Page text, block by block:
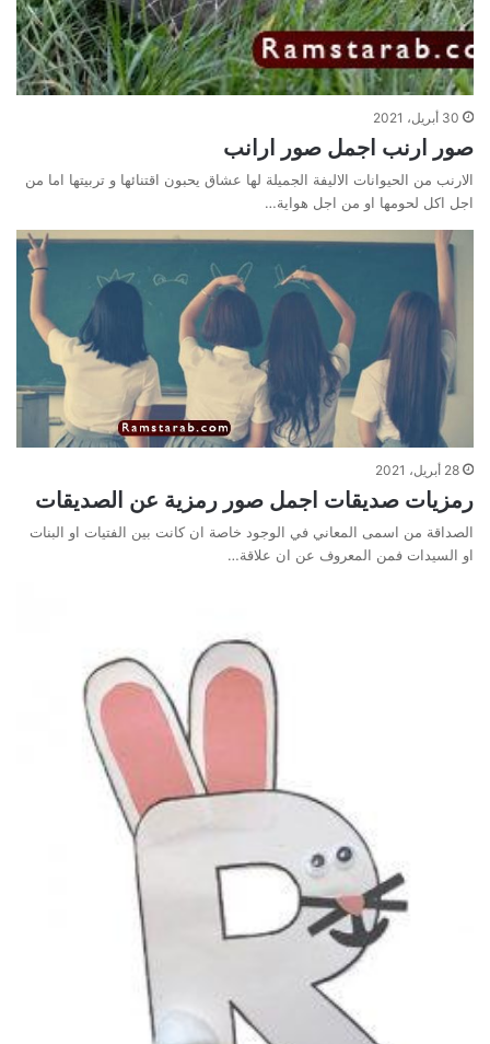
30 أبريل، 2021
صور ارنب اجمل صور ارانب
الارنب من الحيوانات الاليفة الجميلة لها عشاق يحبون اقتنائها و تربيتها اما من
اجل اكل لحومها او من اجل هواية…
28 أبريل، 2021
رمزيات صديقات اجمل صور رمزية عن الصديقات
الصداقة من اسمى المعاني في الوجود خاصة ان كانت بين الفتيات او البنات
او السيدات فمن المعروف عن ان علاقة…